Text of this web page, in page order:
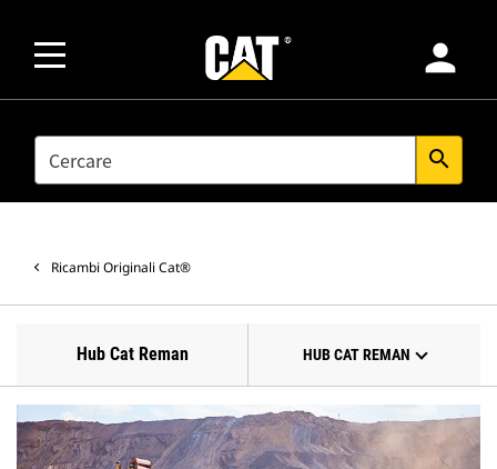
person
SEARCH search
Ricambi Originali Cat®
Hub Cat Reman HUB CAT REMAN